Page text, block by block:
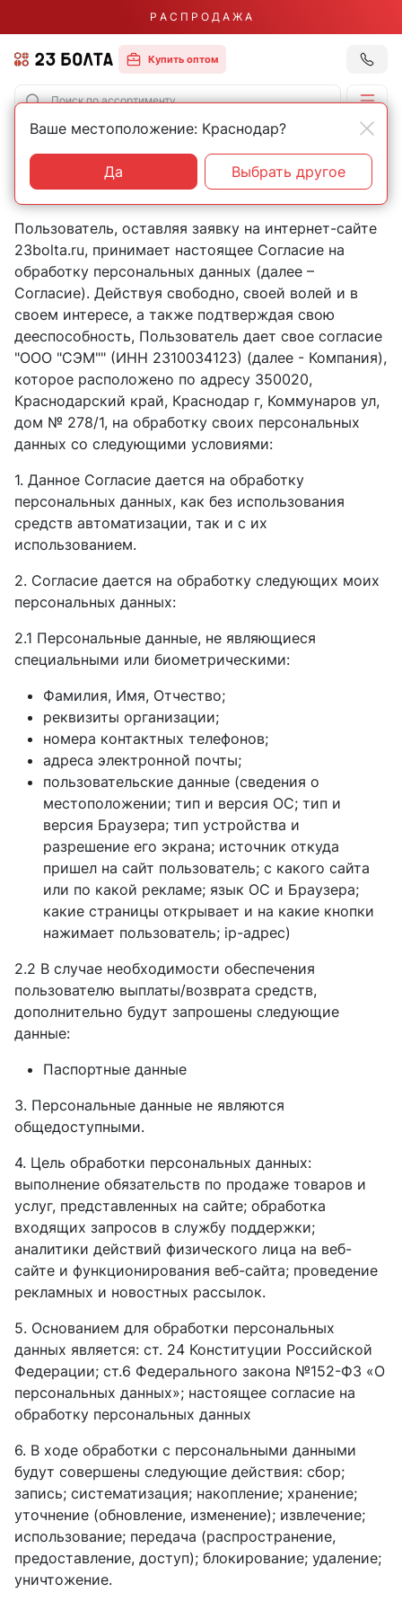
Р А С П Р О Д А Ж А
Купить оптом
Главная Обработка персональных данных
СОГЛАСИЕ НА ОБРАБОТКУ
ПЕРСОНАЛЬНЫХ ДАННЫХ
Пользователь, оставляя заявку на интернет-сайте
23bolta.ru, принимает настоящее Согласие на
обработку персональных данных (далее –
Согласие). Действуя свободно, своей волей и в
своем интересе, а также подтверждая свою
дееспособность, Пользователь дает свое согласие
"ООО "СЭМ"" (ИНН 2310034123) (далее - Компания),
которое расположено по адресу 350020,
Краснодарский край, Краснодар г, Коммунаров ул,
дом № 278/1, на обработку своих персональных
данных со следующими условиями:
1. Данное Согласие дается на обработку
персональных данных, как без использования
средств автоматизации, так и с их
использованием.
2. Согласие дается на обработку следующих моих
персональных данных:
2.1 Персональные данные, не являющиеся
специальными или биометрическими:
Фамилия, Имя, Отчество;
реквизиты организации;
номера контактных телефонов;
адреса электронной̆ почты;
пользовательские данные (сведения о
местоположении; тип и версия ОС; тип и
версия Браузера; тип устройства и
разрешение его экрана; источник откуда
пришел на сайт пользователь; с какого сайта
или по какой рекламе; язык ОС и Браузера;
какие страницы открывает и на какие кнопки
нажимает пользователь; ip-адрес)
2.2 В случае необходимости обеспечения
пользователю выплаты/возврата средств,
дополнительно будут запрошены следующие
данные:
Паспортные данные
3. Персональные данные не являются
общедоступными.
4. Цель обработки персональных данных:
выполнение обязательств по продаже товаров и
услуг, представленных на сайте; обработка
входящих запросов в службу поддержки;
аналитики действий физического лица на веб-
сайте и функционирования веб-сайта; проведение
рекламных и новостных рассылок.
5. Основанием для обработки персональных
данных является: ст. 24 Конституции Российской
Федерации; ст.6 Федерального закона №152-ФЗ «О
персональных данных»; настоящее согласие на
обработку персональных данных
6. В ходе обработки с персональными данными
будут совершены следующие действия: сбор;
запись; систематизация; накопление; хранение;
уточнение (обновление, изменение); извлечение;
использование; передача (распространение,
предоставление, доступ); блокирование; удаление;
уничтожение.
Ваше местоположение: Краснодар?
Да Выбрать другое